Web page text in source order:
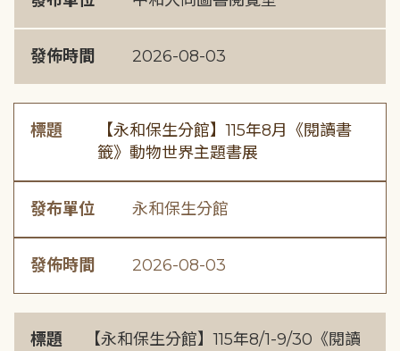
發佈時間 2026-08-03
標題
【永和保生分館】115年8月《閱讀書
籤》動物世界主題書展
發布單位 永和保生分館
發佈時間 2026-08-03
標題
【永和保生分館】115年8/1-9/30《閱讀